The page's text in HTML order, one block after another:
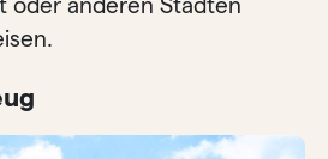
oder anderen Städten